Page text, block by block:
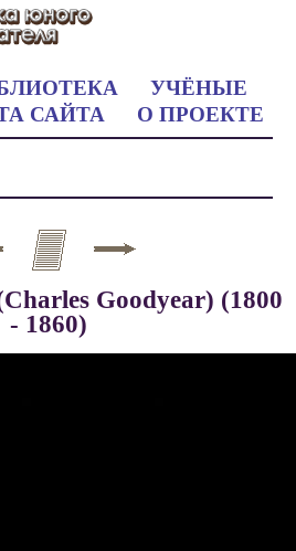
УЧЁНЫЕ
САЙТА О ПРОЕКТЕ
Goodyear) (1800
- 1860)